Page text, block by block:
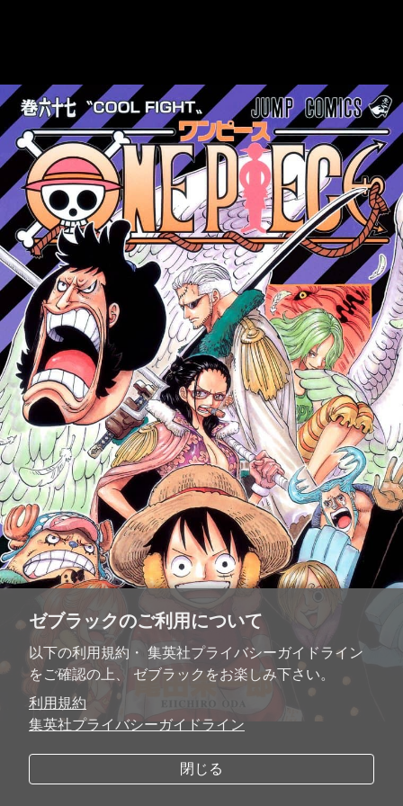
ゼブラックのご利用について
以下の利用規約・ 集英社プライバシーガイドライン
をご確認の上、 ゼブラックをお楽しみ下さい。
利用規約
集英社プライバシーガイドライン
閉じる